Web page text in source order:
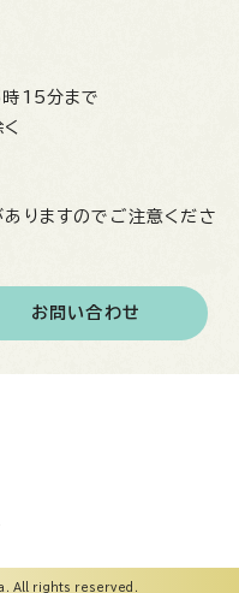
15分まで
りますのでご注意くださ
お問い合わせ
All rights reserved.